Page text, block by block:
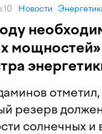
Новости
отметил,
резерв должен
солнечных и